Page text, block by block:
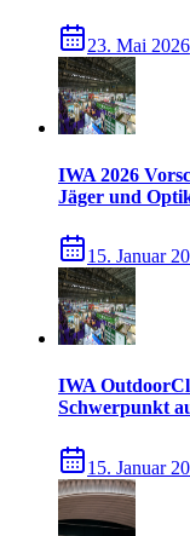
23. Mai 2026
IWA 2026
Jäger und
15. Januar
IWA
Schwerpunkt
15. Januar